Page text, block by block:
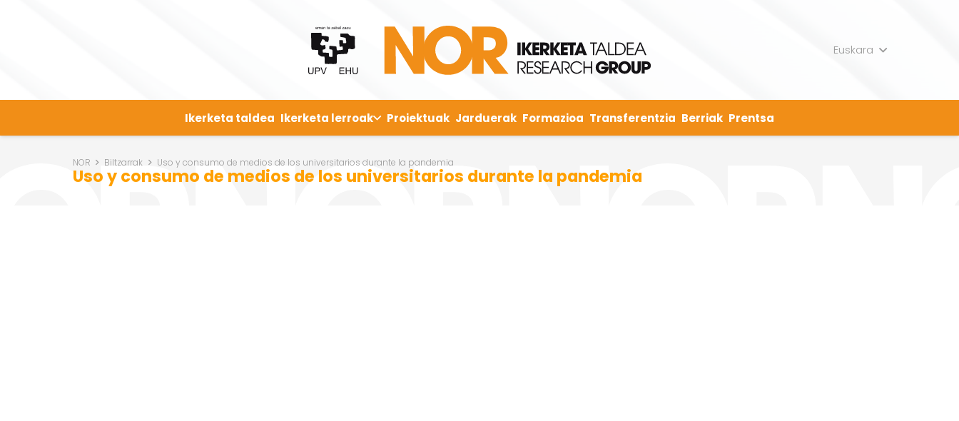
Euskara
Ikerketa taldea Ikerketa lerroak Proiektuak Jarduerak Formazioa Transferentzia Berriak Prentsa
NOR Biltzarrak Uso y consumo de medios de los universitarios durante la pandemia
Uso y consumo de medios de los universitarios durante la pandemia